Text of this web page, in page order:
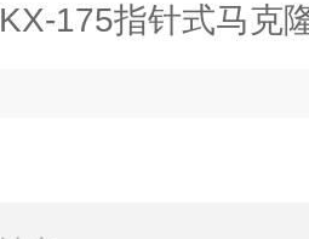
KX-175指针式马克